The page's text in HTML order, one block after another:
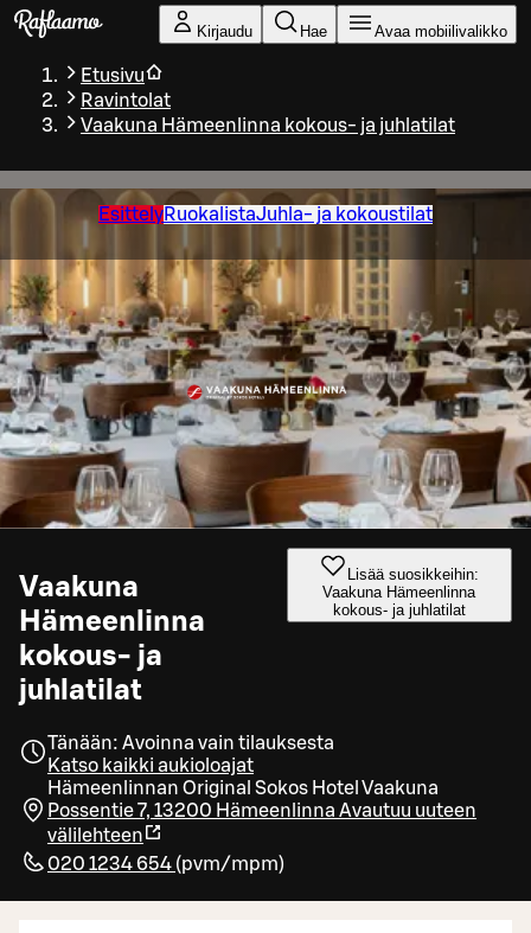
Siirry pääsisältöön
Kirjaudu Hae Avaa mobiilivalikko
Etusivu
Ravintolat
Vaakuna Hämeenlinna kokous- ja juhlatilat
EsittelyRuokalistaJuhla- ja kokoustilat
Vaakuna
Hämeenlinna
kokous- ja
juhlatilat
Lisää suosikkeihin:
Vaakuna Hämeenlinna
kokous- ja juhlatilat
Tänään: Avoinna vain tilauksesta
Katso kaikki aukioloajat
Hämeenlinnan Original Sokos Hotel Vaakuna
Possentie 7, 13200 Hämeenlinna Avautuu uuteen
välilehteen
020 1234 654 (pvm/mpm)